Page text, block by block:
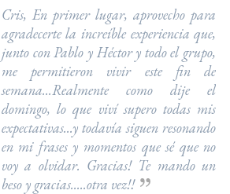
Cris, En primer lugar, aprovecho para
agradecerte la increíble experiencia que,
junto con Pablo y Héctor y todo el grupo,
me permitieron vivir este fin de
semana...Realmente como dije el
domingo, lo que viví supero todas mis
expectativas...y todavía siguen resonando
en mi frases y momentos que sé que no
voy a olvidar. Gracias! Te mando un
beso y gracias.....otra vez!!